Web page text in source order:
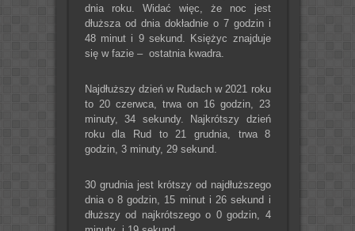
dnia roku. Widać więc, że noc jest
dłuższa od dnia dokładnie o 7 godzin i
48 minut i 9 sekund. Księżyc znajduje
się w fazie – ostatnia kwadra.
Najdłuższy dzień w Rudach w 2021 roku
to 20 czerwca, trwa on 16 godzin, 23
minuty, 34 sekundy. Najkrótszy dzień
roku dla Rud to 21 grudnia, trwa 8
godzin, 3 minuty, 29 sekund.
30 grudnia jest krótszy od najdłuższego
dnia o 8 godzin, 15 minut i 26 sekund i
dłuższy od najkrótszego o 0 godzin, 4